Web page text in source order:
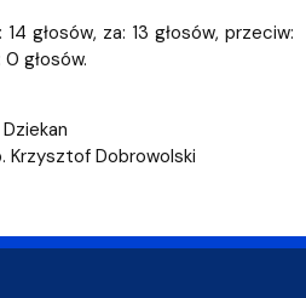
głosów, za: 13 głosów, przeciw:
głosów.
Dziekan
Krzysztof Dobrowolski